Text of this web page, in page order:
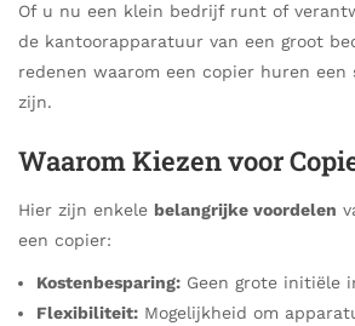
Of u nu een klein bedrijf runt of
de kantoorapparatuur van een groot
redenen waarom een copier huren een
zijn.
Waarom Kiezen voor
Hier zijn enkele belangrijke voordelen
een copier:
Kostenbesparing: Geen grote initiële
Flexibiliteit: Mogelijkheid om